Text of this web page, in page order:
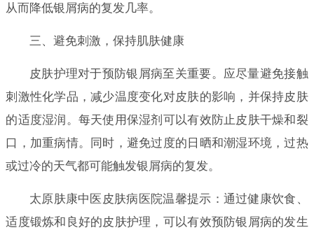
从而降低银屑病的复发几率。
三、避免刺激，保持肌肤健康
皮肤护理对于预防银屑病至关重要。应尽量避免接触
刺激性化学品，减少温度变化对皮肤的影响，并保持皮肤
的适度湿润。每天使用保湿剂可以有效防止皮肤干燥和裂
口，加重病情。同时，避免过度的日晒和潮湿环境，过热
或过冷的天气都可能触发银屑病的复发。
太原肤康中医皮肤病医院温馨提示：通过健康饮食、
适度锻炼和良好的皮肤护理，可以有效预防银屑病的发生